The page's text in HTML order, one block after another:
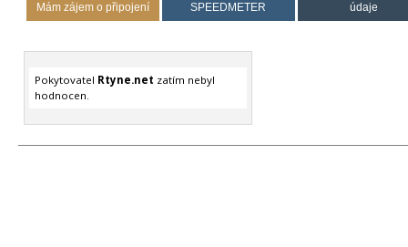
Mám zájem o připojení
SPEEDMETER
údaje
Pokytovatel Rtyne.net zatím nebyl
hodnocen.